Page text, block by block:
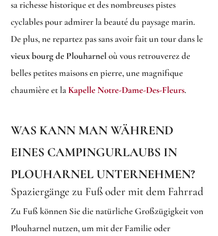
sa richesse historique et des nombreuses pistes
cyclables pour admirer la beauté du paysage marin.
De plus, ne repartez pas sans avoir fait un tour dans le
vieux bourg de Plouharneloù vous retrouverez de
belles petites maisons en pierre, une magnifique
chaumière et laKapelle Notre-Dame-Des-Fleurs.
WAS KANN MAN WÄHREND
EINES CAMPINGURLAUBS IN
PLOUHARNEL UNTERNEHMEN?
Spaziergänge zu Fuß oder mit dem Fahrrad
Zu Fuß können Sie die natürliche Großzügigkeit von
Plouharnel nutzen, um mit der Familie oder